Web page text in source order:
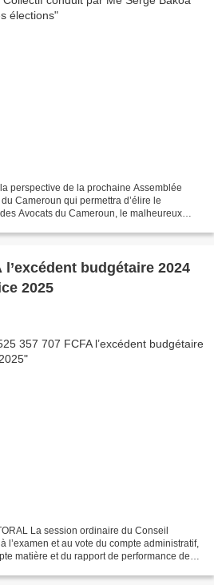
perspective de la prochaine Assemblée
Cameroun qui permettra d’élire le
Avocats du Cameroun, le malheureux
l’excédent budgétaire 2024
2025
La session ordinaire du Conseil
l’examen et au vote du compte administratif,
matière et du rapport de performance de